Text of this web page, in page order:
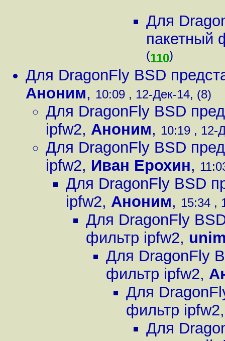
Для
пакетный
(110)
Для DragonFly BSD
Аноним, 10:09 , 12-Дек-14, (8)
Для DragonFly BSD
ipfw2, Аноним, 10:19 , 12-
Для DragonFly BSD
ipfw2, Иван Ерохин,
Для DragonFly BSD
ipfw2, Аноним, 15:34 ,
Для DragonFly
фильтр ipfw2,
Для DragonFly
фильтр ipfw2,
Для
фильтр ipfw2
Для